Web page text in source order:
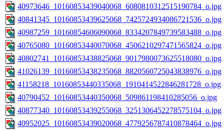
40973646_10160853439040068_6080810312515190784_o.jpg
40841345_10160853439625068_7425724934086721536_o.jpg
40987259_10160854606090068_8334207849739583488_o.jpg
40765080_10160853440070068_4506210297471565824_o.jpg
40802741_10160853438825068_9017980073625518080_o.jpg
41026139_10160853438235068_8820560725043838976_o.jpg
41158218_10160853440335068_1910414522846281728_o.jpg
40790452_10160853440350068_509861198410285056_o.jpg
40877340_10160853439255068_3251306452278575104_o.jpg
40952025_10160853439020068_4779256787410878464_o.jpg